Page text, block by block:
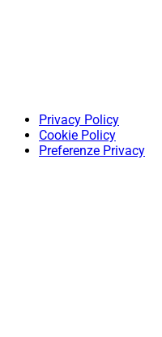
Privacy Policy
Cookie Policy
Preferenze Privacy